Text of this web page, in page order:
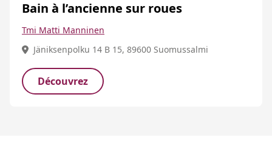
Bain à l’ancienne sur roues
Tmi Matti Manninen
Jäniksenpolku 14 B 15, 89600 Suomussalmi
Découvrez